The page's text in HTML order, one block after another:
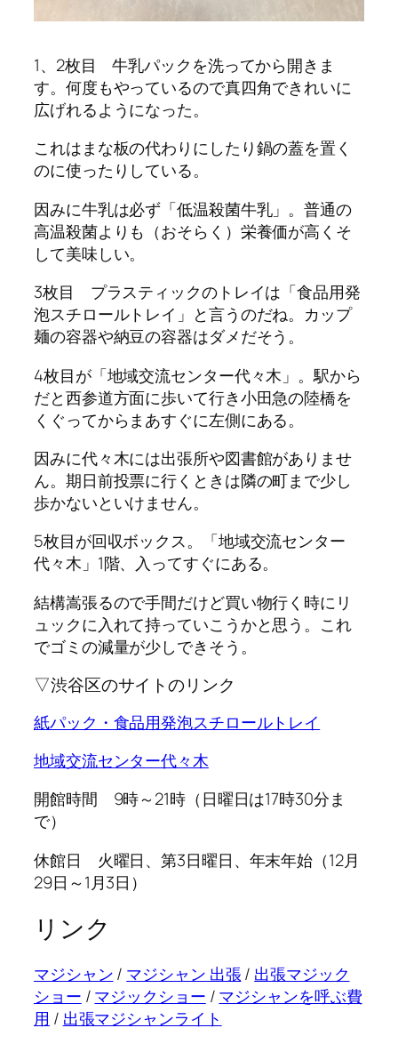
1、2枚目 牛乳パックを洗ってから開きま
す。何度もやっているので真四角できれいに
広げれるようになった。
これはまな板の代わりにしたり鍋の蓋を置く
のに使ったりしている。
因みに牛乳は必ず「低温殺菌牛乳」。普通の
高温殺菌よりも（おそらく）栄養価が高くそ
して美味しい。
3枚目 プラスティックのトレイは「食品用発
泡スチロールトレイ」と言うのだね。カップ
麺の容器や納豆の容器はダメだそう。
4枚目が「地域交流センター代々木」。駅から
だと西参道方面に歩いて行き小田急の陸橋を
くぐってからまあすぐに左側にある。
因みに代々木には出張所や図書館がありませ
ん。期日前投票に行くときは隣の町まで少し
歩かないといけません。
5枚目が回収ボックス。「地域交流センター
代々木」1階、入ってすぐにある。
結構嵩張るので手間だけど買い物行く時にリ
ュックに入れて持っていこうかと思う。これ
でゴミの減量が少しできそう。
▽渋谷区のサイトのリンク
紙パック・食品用発泡スチロールトレイ
地域交流センター代々木
開館時間 9時～21時（日曜日は17時30分ま
で）
休館日 火曜日、第3日曜日、年末年始（12月
29日～1月3日）
リンク
マジシャン/ マジシャン 出張/ 出張マジック
ショー /マジックショー /マジシャンを呼ぶ費
用 / 出張マジシャンライト